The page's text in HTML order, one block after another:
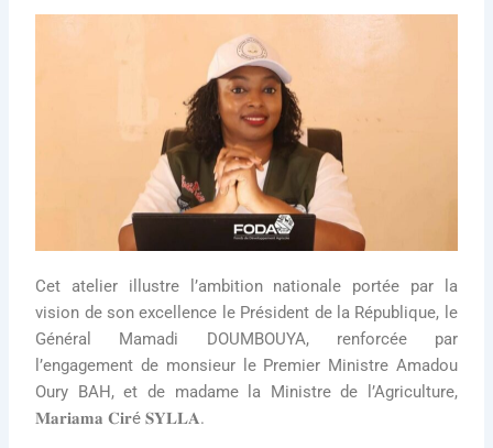
Cet atelier illustre l’ambition nationale portée par la
vision de son excellence le Président de la République, le
Général Mamadi DOUMBOUYA, renforcée par
l’engagement de monsieur le Premier Ministre Amadou
Oury BAH, et de madame la Ministre de l’Agriculture,
𝐌𝐚𝐫𝐢𝐚𝐦𝐚 𝐂𝐢𝐫é 𝐒𝐘𝐋𝐋𝐀.